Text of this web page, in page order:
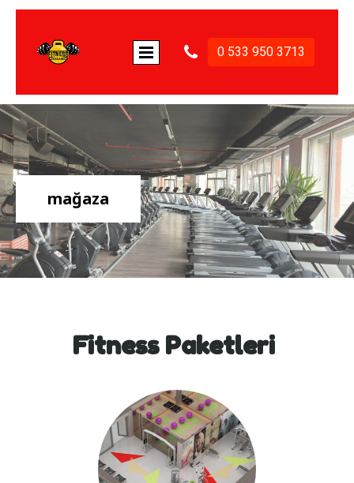
 0 533 950 3713
mağaza
Fitness Paketleri